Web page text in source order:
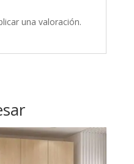
una valoración.